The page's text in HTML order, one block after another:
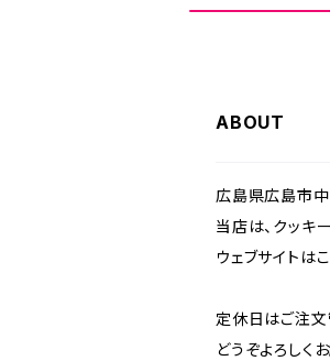
ABOUT
広島県広島市中
当店は、クッキ
ウェブサイトは
定休日はご注文
どうぞよろしく